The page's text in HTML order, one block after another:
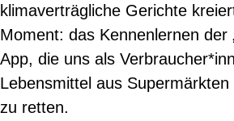
klimaverträgliche Gerichte
Moment: das Kennenlernen der
App, die uns als
Lebensmittel aus
zu retten.